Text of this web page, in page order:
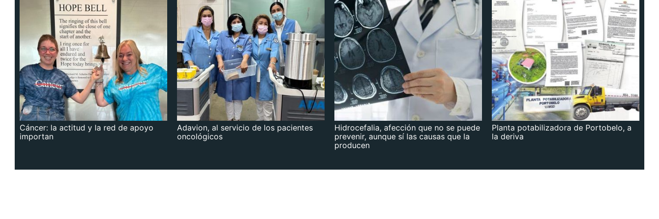
Cáncer: la actitud y la red de apoyo
importan
Adavion, al servicio de los pacientes
oncológicos
Hidrocefalia, afección que no se puede
prevenir, aunque sí las causas que la
producen
Planta potabilizadora de Portobelo, a
la deriva